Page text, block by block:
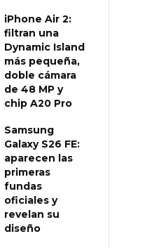
iPhone Air 2:
filtran una
Dynamic Island
más pequeña,
doble cámara
de 48 MP y
chip A20 Pro
Samsung
Galaxy S26 FE:
aparecen las
primeras
fundas
oficiales y
revelan su
diseño